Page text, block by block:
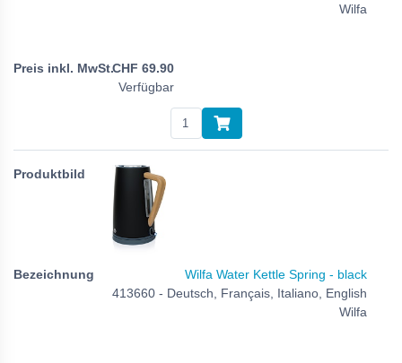
Wilfa
CHF 69.90
Verfügbar
Wilfa Water Kettle Spring - black
413660 - Deutsch, Français, Italiano, English
Wilfa